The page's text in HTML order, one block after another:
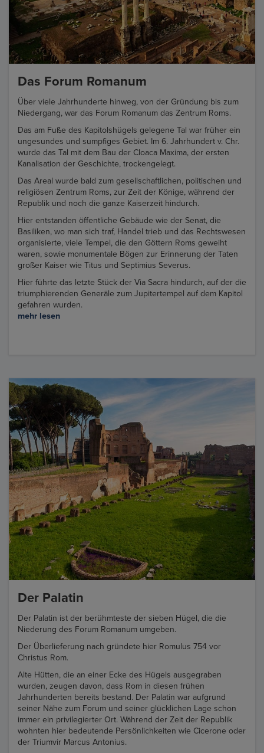
Das Forum Romanum
Über viele Jahrhunderte hinweg, von der Gründung bis zum
Niedergang, war das Forum Romanum das Zentrum Roms.
Das am Fuße des Kapitolshügels gelegene Tal war früher ein
ungesundes und sumpfiges Gebiet. Im 6. Jahrhundert v. Chr.
wurde das Tal mit dem Bau der Cloaca Maxima, der ersten
Kanalisation der Geschichte, trockengelegt.
Das Areal wurde bald zum gesellschaftlichen, politischen und
religiösen Zentrum Roms, zur Zeit der Könige, während der
Republik und noch die ganze Kaiserzeit hindurch.
Hier entstanden öffentliche Gebäude wie der Senat, die
Basiliken, wo man sich traf, Handel trieb und das Rechtswesen
organisierte, viele Tempel, die den Göttern Roms geweiht
waren, sowie monumentale Bögen zur Erinnerung der Taten
großer Kaiser wie Titus und Septimius Severus.
Hier führte das letzte Stück der Via Sacra hindurch, auf der die
triumphierenden Generäle zum Jupitertempel auf dem Kapitol
gefahren wurden.
mehr lesen
Der Palatin
Der Palatin ist der berühmteste der sieben Hügel, die die
Niederung des Forum Romanum umgeben.
Der Überlieferung nach gründete hier Romulus 754 vor
Christus Rom.
Alte Hütten, die an einer Ecke des Hügels ausgegraben
wurden, zeugen davon, dass Rom in diesen frühen
Jahrhunderten bereits bestand. Der Palatin war aufgrund
seiner Nähe zum Forum und seiner glücklichen Lage schon
immer ein privilegierter Ort. Während der Zeit der Republik
wohnten hier bedeutende Persönlichkeiten wie Cicerone oder
der Triumvir Marcus Antonius.